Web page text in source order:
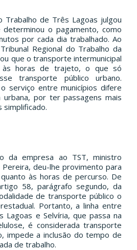
Trabalho de Três Lagoas julgou
o pagamento, como
por cada dia trabalhado. Ao
Regional do Trabalho da
que o transporte intermunicipal
horas de trajeto, o que só
transporte público urbano.
serviço entre municípios difere
por ter passagens mais
simplificado.
da empresa ao TST, ministro
deu-lhe provimento para
às horas de percurso. De
58, parágrafo segundo, da
de transporte público o
Portanto, a linha entre
Lagoas e Selvíria, que passa na
é considerada transporte
impede a inclusão do tempo de
de trabalho.